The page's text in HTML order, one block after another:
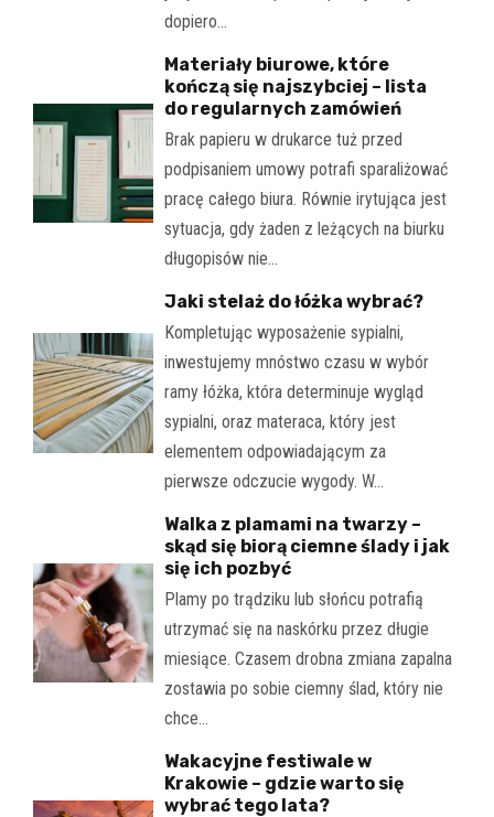
dopiero…
Materiały biurowe, które
kończą się najszybciej – lista
do regularnych zamówień
Brak papieru w drukarce tuż przed
podpisaniem umowy potrafi sparaliżować
pracę całego biura. Równie irytująca jest
sytuacja, gdy żaden z leżących na biurku
długopisów nie…
Jaki stelaż do łóżka wybrać?
Kompletując wyposażenie sypialni,
inwestujemy mnóstwo czasu w wybór
ramy łóżka, która determinuje wygląd
sypialni, oraz materaca, który jest
elementem odpowiadającym za
pierwsze odczucie wygody. W…
Walka z plamami na twarzy –
skąd się biorą ciemne ślady i jak
się ich pozbyć
Plamy po trądziku lub słońcu potrafią
utrzymać się na naskórku przez długie
miesiące. Czasem drobna zmiana zapalna
zostawia po sobie ciemny ślad, który nie
chce…
Wakacyjne festiwale w
Krakowie – gdzie warto się
wybrać tego lata?